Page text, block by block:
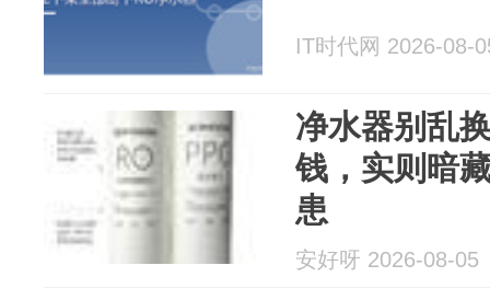
IT时代网 2026-08-
净水器别乱
钱，实则暗
患
安好呀 2026-08-05